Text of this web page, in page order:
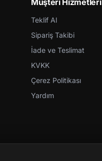
Müşteri Hizmetleri
Teklif Al
Sipariş Takibi
İade ve Teslimat
KVKK
Çerez Politikası
Yardım